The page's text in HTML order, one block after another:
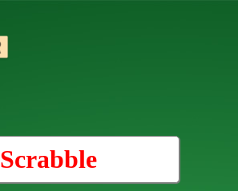
Scrabble